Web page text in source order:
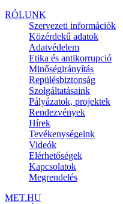
RÓLUNK
Szervezeti információk
Közérdekű adatok
Adatvédelem
Etika és antikorrupció
Minőségirányítás
Repülésbiztonság
Szolgáltatásaink
Pályázatok, projektek
Rendezvények
Hírek
Tevékenységeink
Videók
Elérhetőségek
Kapcsolatok
Megrendelés
MET.HU